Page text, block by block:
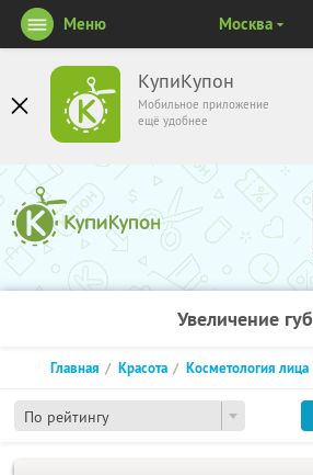
КупиКупон
Мобильное приложение
ещё удобнее
Меню Москва
Увеличение губ
По рейтингу
Главная Красота Косметология лица